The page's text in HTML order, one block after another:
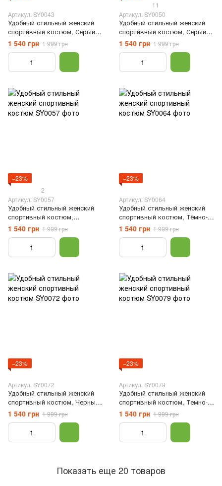
Артикул: SY0043
Удобный стильный женский
спортивный костюм, Серый,
XS
1 540 грн 1 999 грн
11
Артикул: SY0050
Удобный стильный женский
спортивный костюм, Серый,
XS
1 540 грн 1 999 грн
−23%
2
Артикул: SY0057
Удобный стильный женский
спортивный костюм,
Зелёный, XS
1 540 грн 1 999 грн
−23%
Артикул: SY0064
Удобный стильный женский
спортивный костюм, Тёмно-
серый, XS
1 540 грн 1 999 грн
−23%
Артикул: SY0072
Удобный стильный женский
спортивный костюм, Черный,
XS
1 540 грн 1 999 грн
−23%
Артикул: SY0079
Удобный стильный женский
спортивный костюм, Темно-
синий, XS
1 540 грн 1 999 грн
Показать еще 20 товаров